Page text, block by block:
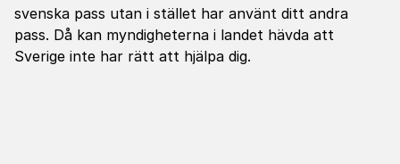
svenska pass utan i stället har använt ditt andra
pass. Då kan myndigheterna i landet hävda att
Sverige inte har rätt att hjälpa dig.